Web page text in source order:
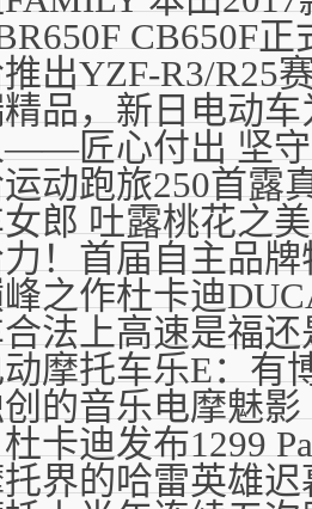
CB650F
出YZF-R3/R25
品，新日电动
匠心付出 坚守
动跑旅250首露
郎 吐露桃花之美
！首届自主品
之作杜卡迪
法上高速是福还
摩托车乐E：有
的音乐电摩魅
卡迪发布1299
界的哈雷英雄